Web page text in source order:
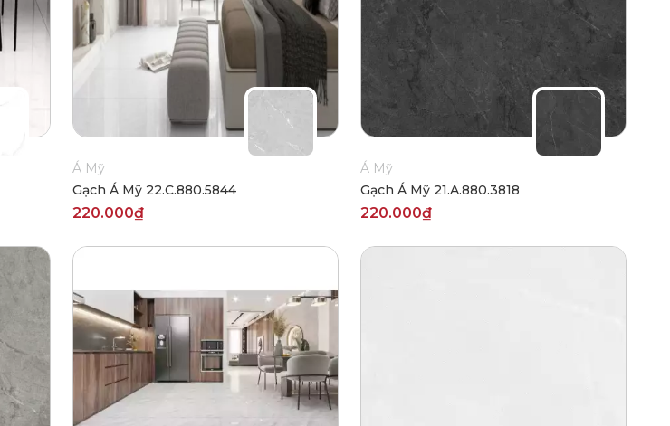
Á Mỹ
Gạch Á Mỹ 22.C.880.5844
220.000₫
Á Mỹ
Gạch Á Mỹ 21.A.880.3818
220.000₫